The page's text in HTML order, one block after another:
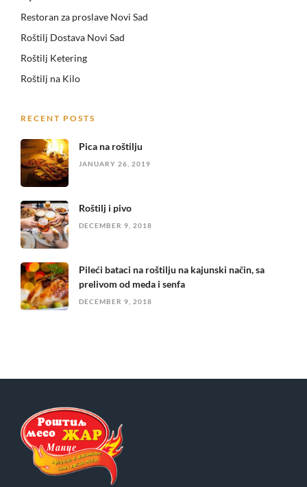
Restoran za proslave Novi Sad
Roštilj Dostava Novi Sad
Roštilj Ketering
Roštilj na Kilo
RECENT POSTS
Pica na roštilju
JANUARY 26, 2019
Roštilj i pivo
DECEMBER 9, 2018
Pileći bataci na roštilju na kajunski način, sa
prelivom od meda i senfa
DECEMBER 9, 2018